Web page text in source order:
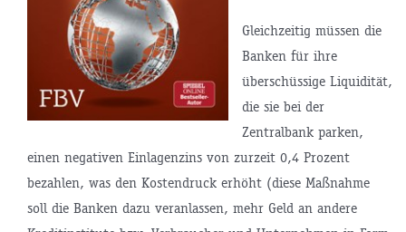
Gleichzeitig müssen die
Banken für ihre
überschüssige Liquidität,
die sie bei der
Zentralbank parken,
einen negativen Einlagenzins von zurzeit 0,4 Prozent
bezahlen, was den Kostendruck erhöht (diese Maßnahme
soll die Banken dazu veranlassen, mehr Geld an andere